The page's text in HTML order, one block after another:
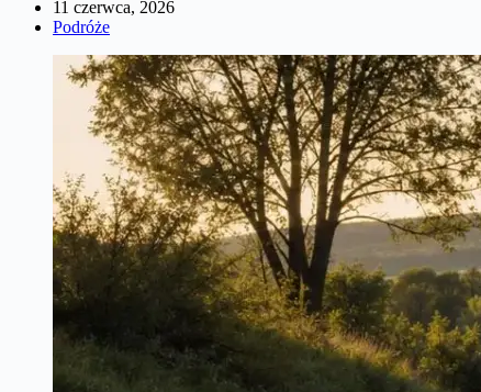
11 czerwca, 2026
Podróże